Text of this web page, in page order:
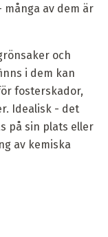
av dem är
och
i dem kan
fosterskador,
Idealisk - det
på sin plats eller
av kemiska